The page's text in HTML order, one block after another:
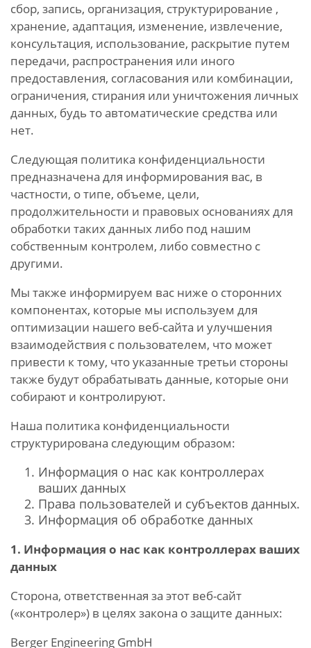
сбор, запись, организация, структурирование ,
хранение, адаптация, изменение, извлечение,
консультация, использование, раскрытие путем
передачи, распространения или иного
предоставления, согласования или комбинации,
ограничения, стирания или уничтожения личных
данных, будь то автоматические средства или
нет.
Следующая политика конфиденциальности
предназначена для информирования вас, в
частности, о типе, объеме, цели,
продолжительности и правовых основаниях для
обработки таких данных либо под нашим
собственным контролем, либо совместно с
другими.
Мы также информируем вас ниже о сторонних
компонентах, которые мы используем для
оптимизации нашего веб-сайта и улучшения
взаимодействия с пользователем, что может
привести к тому, что указанные третьи стороны
также будут обрабатывать данные, которые они
собирают и контролируют.
Наша политика конфиденциальности
структурирована следующим образом:
Информация о нас как контроллерах
ваших данных
Права пользователей и субъектов данных.
Информация об обработке данных
1. Информация о нас как контроллерах ваших
данных
Сторона, ответственная за этот веб-сайт
(«контролер») в целях закона о защите данных:
Berger Engineering GmbH